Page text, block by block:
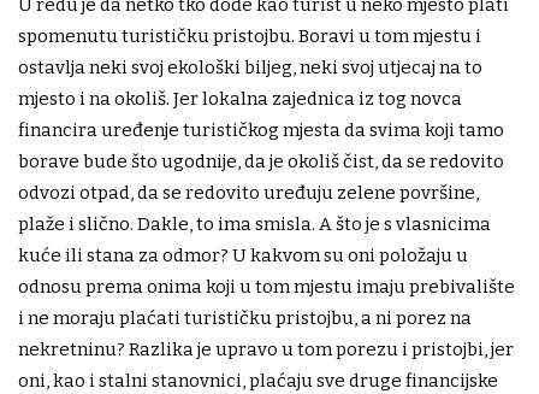
U redu je da netko tko dođe kao turist u neko mjesto plati
spomenutu turističku pristojbu. Boravi u tom mjestu i
ostavlja neki svoj ekološki biljeg, neki svoj utjecaj na to
mjesto i na okoliš. Jer lokalna zajednica iz tog novca
financira uređenje turističkog mjesta da svima koji tamo
borave bude što ugodnije, da je okoliš čist, da se redovito
odvozi otpad, da se redovito uređuju zelene površine,
plaže i slično. Dakle, to ima smisla. A što je s vlasnicima
kuće ili stana za odmor? U kakvom su oni položaju u
odnosu prema onima koji u tom mjestu imaju prebivalište
i ne moraju plaćati turističku pristojbu, a ni porez na
nekretninu? Razlika je upravo u tom porezu i pristojbi, jer
oni, kao i stalni stanovnici, plaćaju sve druge financijske